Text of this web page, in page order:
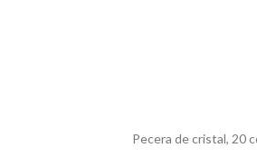
Pecera de cristal, 20